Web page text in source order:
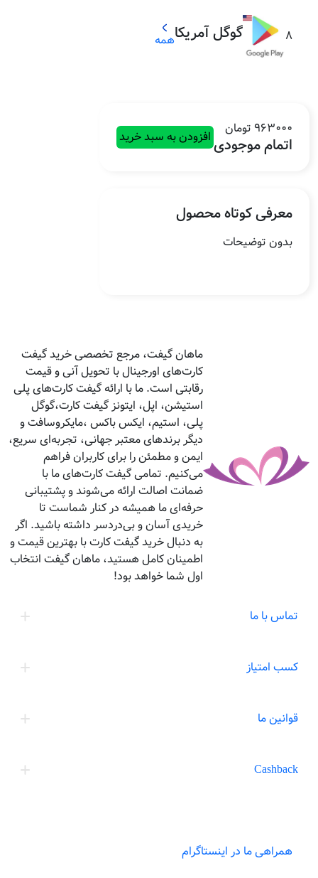
8 گوگل آمریکاهمه
963000 تومان
اتمام موجودی افزودن به سبد خرید
معرفی کوتاه محصول
بدون توضیحات
تماس با ما
کسب امتیاز
قوانین ما
Cashback
ماهان گیفت، مرجع تخصصی خرید گیفت
کارت‌های اورجینال با تحویل آنی و قیمت
رقابتی است. ما با ارائه گیفت کارت‌های پلی
استیشن، اپل، ایتونز گیفت کارت،گوگل
پلی، استیم، ایکس باکس ،مایکروسافت و
دیگر برندهای معتبر جهانی، تجربه‌ای سریع،
ایمن و مطمئن را برای کاربران فراهم
می‌کنیم. تمامی گیفت کارت‌های ما با
ضمانت اصالت ارائه می‌شوند و پشتیبانی
حرفه‌ای ما همیشه در کنار شماست تا
خریدی آسان و بی‌دردسر داشته باشید. اگر
به دنبال خرید گیفت کارت با بهترین قیمت و
اطمینان کامل هستید، ماهان گیفت انتخاب
اول شما خواهد بود!
همراهی ما در اینستاگرام